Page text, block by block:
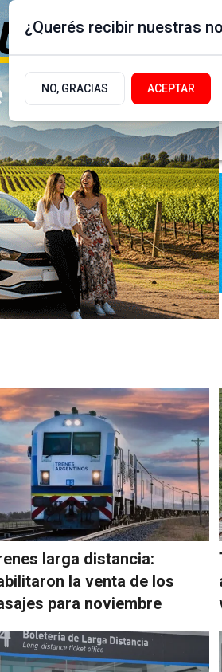
POLÍTICA DEPORTES
larga distancia:
la venta de los
para noviembre
¿Querés recibir nuestras
NO, GRACIAS ACEPTAR